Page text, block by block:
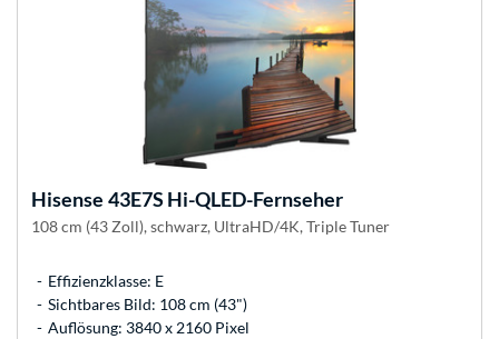
Hisense 43E7S Hi-QLED-Fernseher
108 cm (43 Zoll), schwarz, UltraHD/4K, Triple Tuner
Effizienzklasse: E
Sichtbares Bild: 108 cm (43")
Auflösung: 3840 x 2160 Pixel